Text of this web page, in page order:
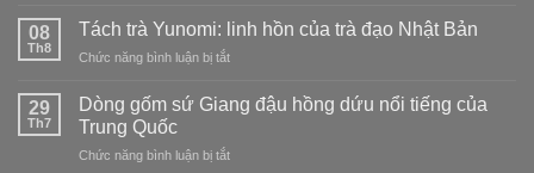
hảo
sứ
nghĩa
con
trên
bánh
08
Th8
Tách trà Yunomi: linh hồn của trà đạo Nhật Bản
Chức năng bình luận bị tắtở
Yunomi:
hồn
29
Th7
Dòng gốm sứ Giang đậu hồng dứu nổi tiếng của
Trung Quốc
Chức năng bình luận bị tắtở